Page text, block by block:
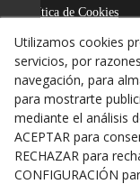
Política de Cookies
Derecho de
Utilizamos cookies
servicios, por
navegación, para
para mostrarte
mediante el análisis
ACEPTAR para
RECHAZAR para
CONFIGURACIÓN